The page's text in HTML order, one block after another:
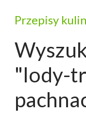
Przepisy
"lody-